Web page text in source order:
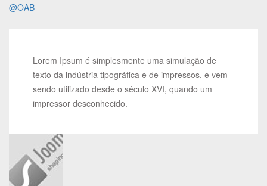
@OAB
Lorem Ipsum é simplesmente uma simulação de
texto da indústria tipográfica e de impressos, e vem
sendo utilizado desde o século XVI, quando um
impressor desconhecido.